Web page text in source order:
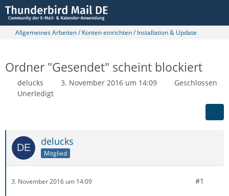
Allgemeines Arbeiten / Konten einrichten / Installation & Update
Ordner "Gesendet" scheint blockiert
delucks 3. November 2016 um 14:09
Geschlossen
Unerledigt
delucks
Mitglied
3. November 2016 um 14:09 #1